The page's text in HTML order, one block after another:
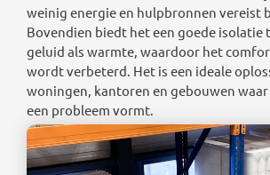
weinig energie en hulpbronnen vereist
Bovendien biedt het een goede isolatie
geluid als warmte, waardoor het
wordt verbeterd. Het is een ideale
woningen, kantoren en gebouwen
een probleem vormt.